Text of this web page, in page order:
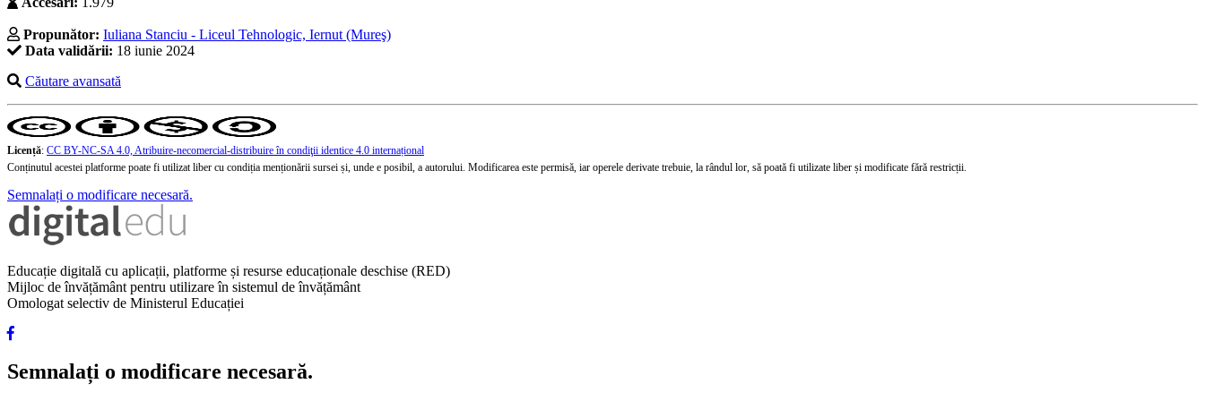
Propunător: Iuliana Stanciu - Liceul Tehnologic, Iernut (Mureş)
Data validării: 18 iunie 2024
Căutare avansată
Licență: CC BY-NC-SA 4.0, Atribuire-necomercial-distribuire în condiţii identice 4.0 internațional
Conținutul acestei platforme poate fi utilizat liber cu condiția menționării sursei și, unde e posibil, a autorului. Modificarea este permisă, iar operele derivate trebuie, la rândul lor, să poată fi utilizate liber și modificate fără restricții.
Semnalați o modificare necesară.
Educație digitală cu aplicații, platforme și resurse educaționale deschise (RED)
Mijloc de învățământ pentru utilizare în sistemul de învățământ
Omologat selectiv de Ministerul Educației
Semnalați o modificare necesară.